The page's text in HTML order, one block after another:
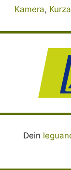
Kamera,
Dein